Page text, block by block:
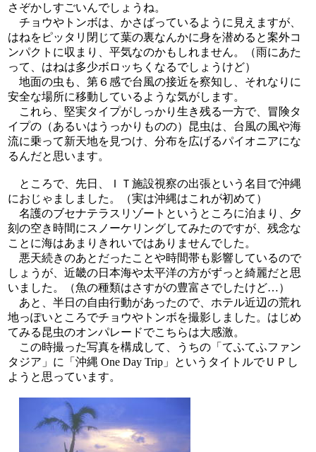
さぞかしすごいんでしょうね。
チョウやトンボは、かさばっているように見えますが、
はねをピッタリ閉じて葉の裏なんかに身を潜めると案外コ
ンパクトに収まり、平気なのかもしれません。（雨にあた
って、はねは多少ボロッちくなるでしょうけど）
地面の虫も、第６感で台風の接近を察知し、それなりに
安全な場所に移動しているような気がします。
これら、堅実タイプがしっかり生き残る一方で、冒険タ
イプの（あるいはうっかりものの）昆虫は、台風の風や海
流に乗って新天地を見つけ、分布を広げるパイオニアにな
るんだと思います。
ところで、先日、ＩＴ施設視察の出張という名目で沖縄
におじゃましました。（実は沖縄はこれが初めて）
名護のブセナテラスリゾートというところに泊まり、夕
刻の空き時間にスノーケリングしてみたのですが、残念な
ことに海はあまりきれいではありませんでした。
悪天続きのあとだったことや時間帯も影響しているので
しょうが、近畿の日本海や太平洋の方がずっと綺麗だと思
いました。（魚の種類はさすがの豊富さでしたけど…）
あと、半日の自由行動があったので、ホテル近辺の荒れ
地っぽいところでチョウやトンボを撮影しました。はじめ
てみる昆虫のオンパレードでこちらは大感激。
この時撮った写真を構成して、うちの「てふてふファン
タジア」に「沖縄 One Day Trip」というタイトルでＵＰし
ようと思っています。